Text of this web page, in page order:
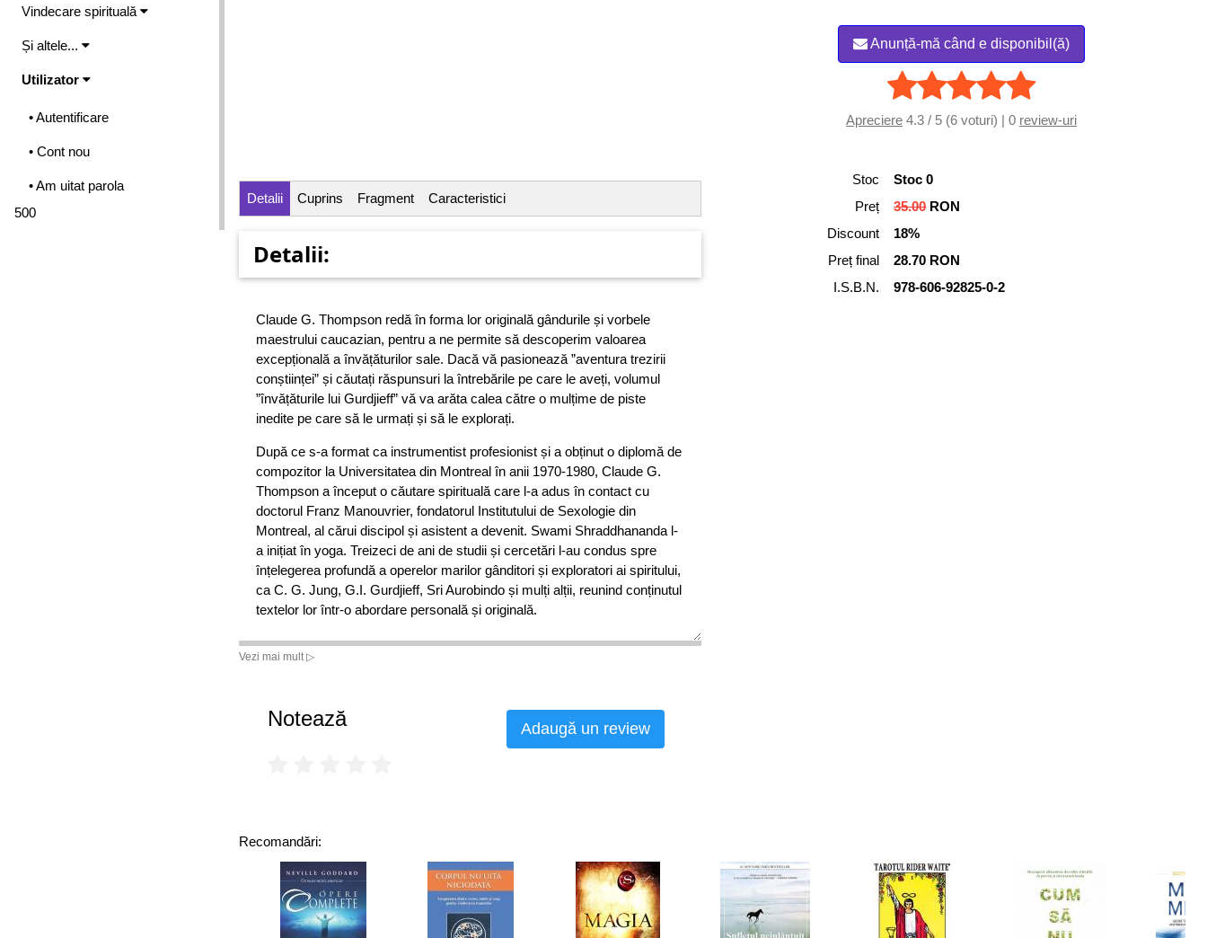
Vindecare spirituală
Și altele...
Utilizator
• Autentificare
• Cont nou
• Am uitat parola
500
Anunță-mă când e disponibil(ă)
Apreciere4.3 / 5 (6 voturi) | 0 review-uri
Detalii Cuprins Fragment Caracteristici
Detalii:
Claude G. Thompson redă în forma lor originală gândurile și vorbele
maestrului caucazian, pentru a ne permite să descoperim valoarea
excepțională a învățăturilor sale. Dacă vă pasionează ”aventura trezirii
conștiinței” și căutați răspunsuri la întrebările pe care le aveți, volumul
”învățăturile lui Gurdjieff” vă va arăta calea către o mulțime de piste
inedite pe care să le urmați și să le explorați.
După ce s-a format ca instrumentist profesionist și a obținut o diplomă de
compozitor la Universitatea din Montreal în anii 1970-1980, Claude G.
Thompson a început o căutare spirituală care l-a adus în contact cu
doctorul Franz Manouvrier, fondatorul Institutului de Sexologie din
Montreal, al cărui discipol și asistent a devenit. Swami Shraddhananda l-
a inițiat în yoga. Treizeci de ani de studii și cercetări l-au condus spre
înțelegerea profundă a operelor marilor gânditori și exploratori ai spiritului,
ca C. G. Jung, G.I. Gurdjieff, Sri Aurobindo și mulți alții, reunind conținutul
textelor lor într-o abordare personală și originală.
Vezi mai mult ▷
Stoc
Stoc 0
Preț
35.00RON
Discount
18%
Preț final
28.70 RON
I.S.B.N.
978-606-92825-0-2
Notează Adaugă un review
Recomandări: